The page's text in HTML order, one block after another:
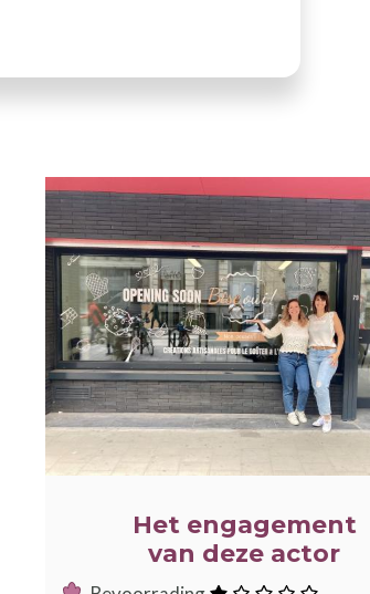
ILLUSTRATIE
Het engagement
van deze actor